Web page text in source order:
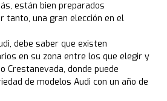
están bien preparados
tanto, una gran elección en el
debe saber que existen
en su zona entre los que elegir y
Crestanevada, donde puede
de modelos Audi con un año de